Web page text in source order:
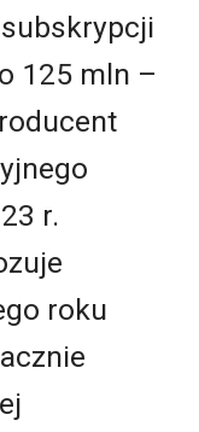
125 mln –
r.
roku